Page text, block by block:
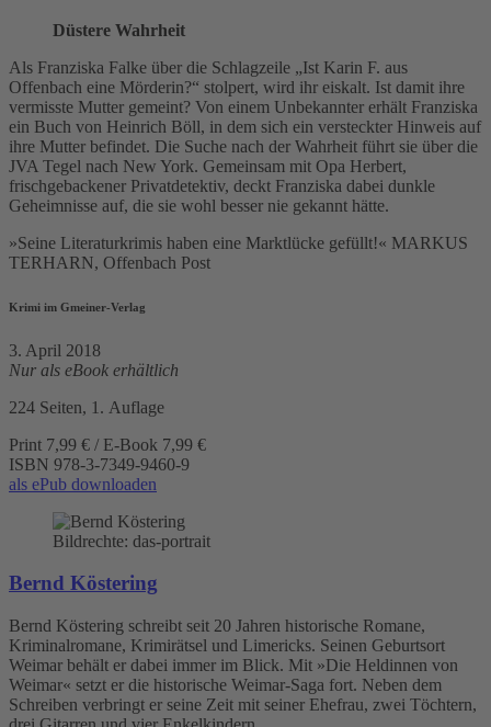
Düstere Wahrheit
Als Franziska Falke über die Schlagzeile „Ist Karin F. aus
Offenbach eine Mörderin?“ stolpert, wird ihr eiskalt. Ist damit ihre
vermisste Mutter gemeint? Von einem Unbekannter erhält Franziska
ein Buch von Heinrich Böll, in dem sich ein versteckter Hinweis auf
ihre Mutter befindet. Die Suche nach der Wahrheit führt sie über die
JVA Tegel nach New York. Gemeinsam mit Opa Herbert,
frischgebackener Privatdetektiv, deckt Franziska dabei dunkle
Geheimnisse auf, die sie wohl besser nie gekannt hätte.
»Seine Literaturkrimis haben eine Marktlücke gefüllt!« MARKUS
TERHARN, Offenbach Post
Krimi im Gmeiner-Verlag
3. April 2018
Nur als eBook erhältlich
224 Seiten, 1. Auflage
Print 7,99 € / E-Book 7,99 €
ISBN 978-3-7349-9460-9
als ePub downloaden
Bildrechte: das-portrait
Bernd Köstering
Bernd Köstering schreibt seit 20 Jahren historische Romane,
Kriminalromane, Krimirätsel und Limericks. Seinen Geburtsort
Weimar behält er dabei immer im Blick. Mit »Die Heldinnen von
Weimar« setzt er die historische Weimar-Saga fort. Neben dem
Schreiben verbringt er seine Zeit mit seiner Ehefrau, zwei Töchtern,